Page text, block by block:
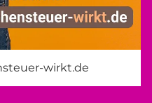
wirkt.de